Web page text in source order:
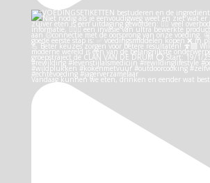
Vandaag kunnen we eten, drinken en eender wat best